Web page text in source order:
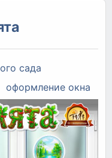
сада
оформление окна